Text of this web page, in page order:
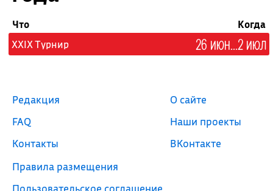
Что
Когда
XXIX Турнир
26 июн...2 июл
Редакция
FAQ
Контакты
Правила размещения
Пользовательское соглашение
О сайте
Наши проекты
ВКонтакте